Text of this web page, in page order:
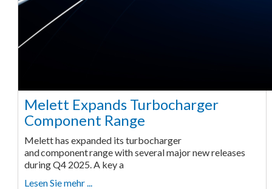
Melett Expands Turbocharger
Component Range
Melett has expanded its turbocharger
and component range with several major new releases
during Q4 2025. A key a
Lesen Sie mehr ...